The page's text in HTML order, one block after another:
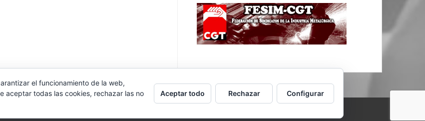
el funcionamiento de la web,
aceptar todas las cookies, rechazar las no
Aceptar todo Rechazar Configurar